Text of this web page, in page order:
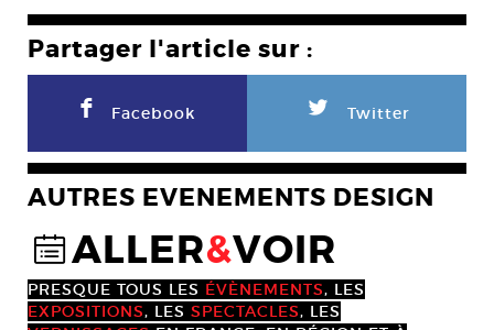
Partager l'article sur :
F Facebook L Twitter
AUTRES EVENEMENTS DESIGN
@ALLER&VOIR
PRESQUE TOUS LES ÉVÈNEMENTS, LES
EXPOSITIONS, LES SPECTACLES, LES